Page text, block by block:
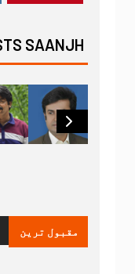
SAANJH
مقبول ترین